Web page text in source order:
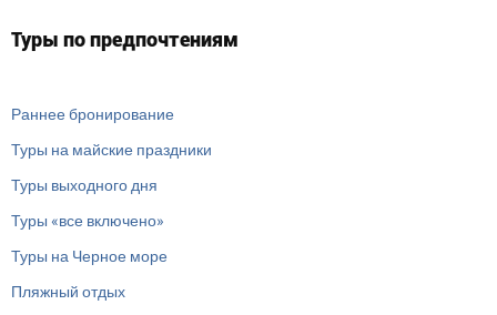
Туры по предпочтениям
Раннее бронирование
Туры на майские праздники
Туры выходного дня
Туры «все включено»
Туры на Черное море
Пляжный отдых